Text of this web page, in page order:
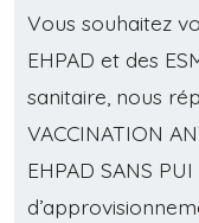
Vous souhaitez
EHPAD et des
sanitaire, nous
VACCINATION
EHPAD SANS